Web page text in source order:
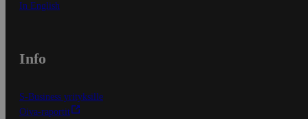
In English
Info
S-Business yrityksille
Oiva-raportit